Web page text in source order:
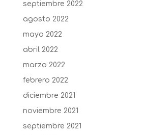
septiembre 2022
agosto 2022
mayo 2022
abril 2022
marzo 2022
febrero 2022
diciembre 2021
noviembre 2021
septiembre 2021